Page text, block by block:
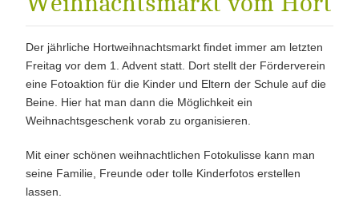
Der jährliche Hortweihnachtsmarkt findet immer am letzten
Freitag vor dem 1. Advent statt. Dort stellt der Förderverein
eine Fotoaktion für die Kinder und Eltern der Schule auf die
Beine. Hier hat man dann die Möglichkeit ein
Weihnachtsgeschenk vorab zu organisieren.
Mit einer schönen weihnachtlichen Fotokulisse kann man
seine Familie, Freunde oder tolle Kinderfotos erstellen
lassen.